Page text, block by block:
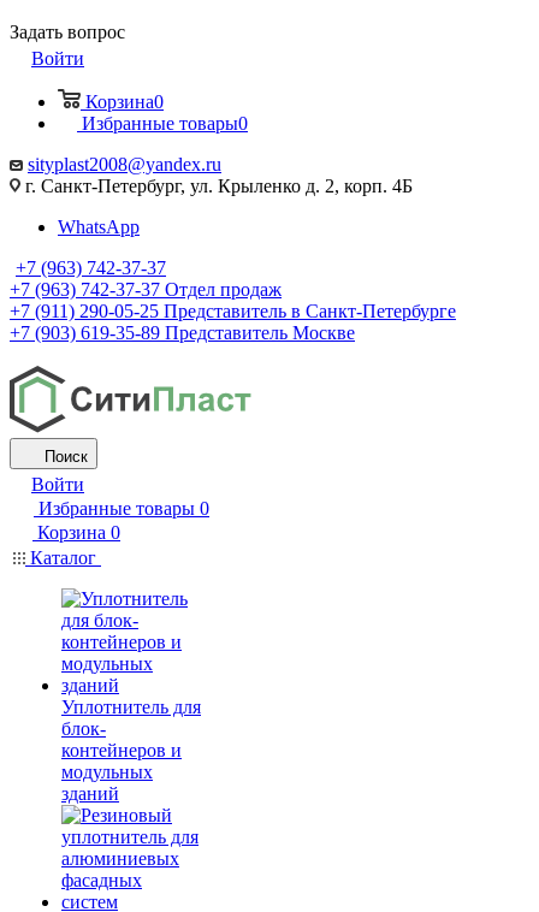
Задать вопрос
Войти
Корзина0
Избранные товары0
sityplast2008@yandex.ru
г. Санкт-Петербург, ул. Крыленко д. 2, корп. 4Б
WhatsApp
+7 (963) 742-37-37
+7 (963) 742-37-37 Отдел продаж
+7 (911) 290-05-25 Представитель в Санкт-Петербурге
+7 (903) 619-35-89 Представитель Москве
Поиск
Войти
Избранные товары 0
Корзина 0
Каталог
Уплотнитель для
блок-
контейнеров и
модульных
зданий